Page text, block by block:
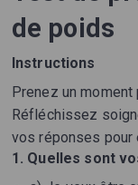
de poids
Instructions
Prenez un
Réfléchissez
vos réponses pour
1. Quelles sont